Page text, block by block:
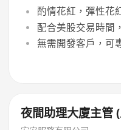
酌情花紅，彈性花
配合美股交易時間
無需開發客戶，可
夜間助理大廈主管